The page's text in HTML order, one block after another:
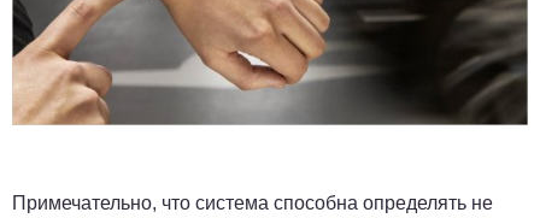
Примечательно, что система способна определять не